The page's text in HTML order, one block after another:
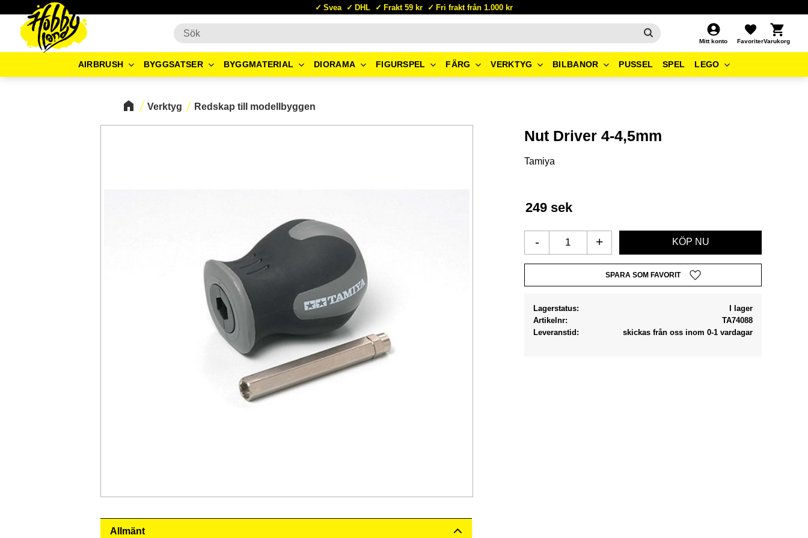
Svea DHL Frakt 59 kr Fri frakt från 1.000 kr
Mitt konto
Favoriter
Kundvagn
AIRBRUSH BYGGSATSER BYGGMATERIAL DIORAMA FIGURSPEL FÄRG VERKTYG BILBANOR PUSSEL SPEL LEGO
Verktyg Redskap till modellbyggen
Nut Driver 4-4,5mm
Tamiya
249 sek
+
-
Lägg till i favoriter
Lagerstatus
I lager
Artikelnr
TA74088
Leveranstid
skickas från oss inom 0-1 vardagar
Allmänt